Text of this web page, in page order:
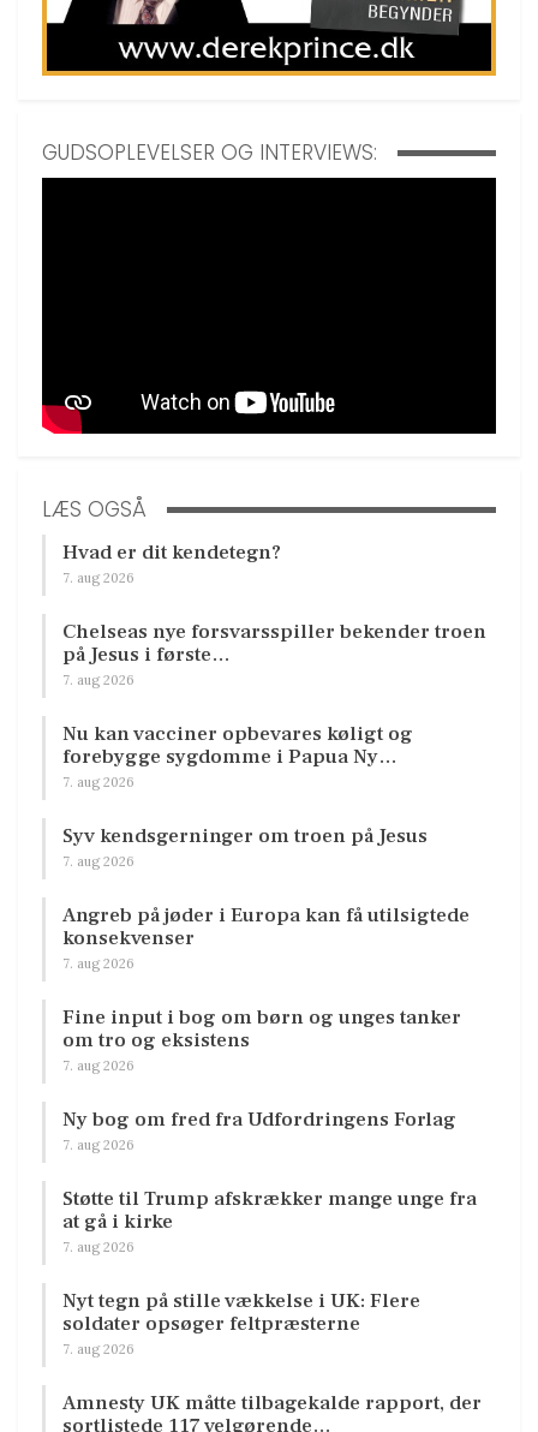
GUDSOPLEVELSER OG INTERVIEWS:
LÆS OGSÅ
Hvad er dit kendetegn?
7. aug 2026
Chelseas nye forsvarsspiller bekender troen
på Jesus i første…
7. aug 2026
Nu kan vacciner opbevares køligt og
forebygge sygdomme i Papua Ny…
7. aug 2026
Syv kendsgerninger om troen på Jesus
7. aug 2026
Angreb på jøder i Europa kan få utilsigtede
konsekvenser
7. aug 2026
Fine input i bog om børn og unges tanker
om tro og eksistens
7. aug 2026
Ny bog om fred fra Udfordringens Forlag
7. aug 2026
Støtte til Trump afskrækker mange unge fra
at gå i kirke
7. aug 2026
Nyt tegn på stille vækkelse i UK: Flere
soldater opsøger feltpræsterne
7. aug 2026
Amnesty UK måtte tilbagekalde rapport, der
sortlistede 117 velgørende…